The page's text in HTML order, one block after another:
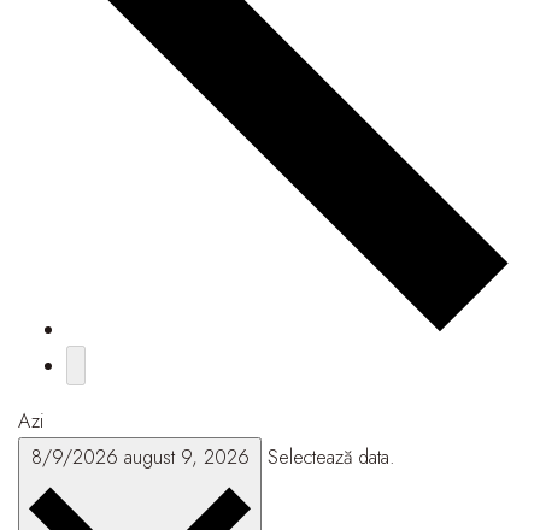
Azi
8/9/2026 august 9, 2026 Selectează data.